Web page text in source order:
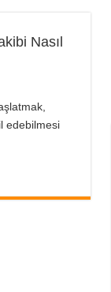
Nasıl
edebilmesi